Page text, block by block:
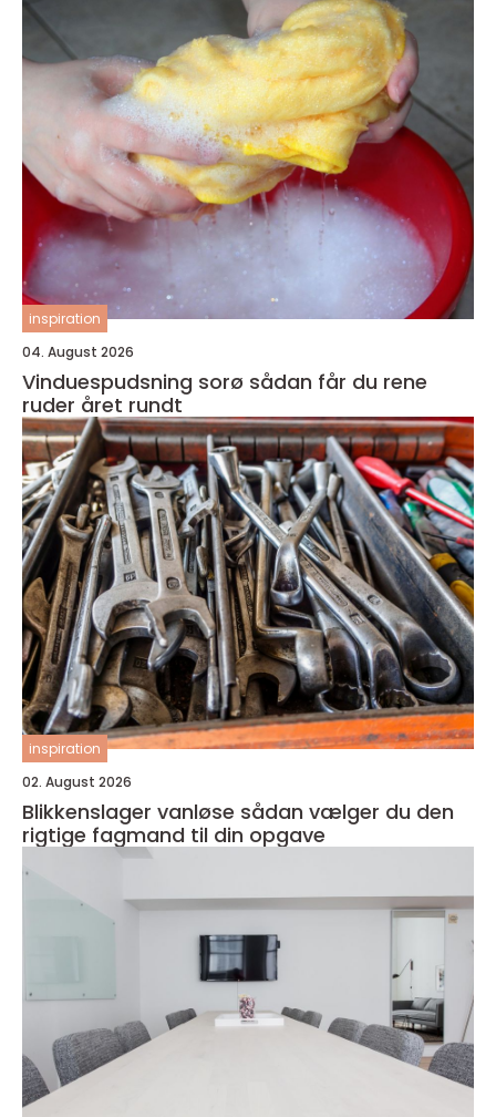
inspiration
04. August 2026
Vinduespudsning sorø sådan får du rene
ruder året rundt
inspiration
02. August 2026
Blikkenslager vanløse sådan vælger du den
rigtige fagmand til din opgave